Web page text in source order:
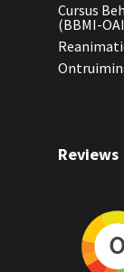
Cursus
(BBMI-
Reviews